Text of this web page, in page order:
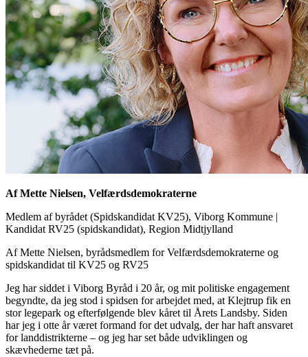
Af Mette Nielsen, Velfærdsdemokraterne
Medlem af byrådet (Spidskandidat KV25), Viborg Kommune |
Kandidat RV25 (spidskandidat), Region Midtjylland
Af Mette Nielsen, byrådsmedlem for Velfærdsdemokraterne og
spidskandidat til KV25 og RV25
Jeg har siddet i Viborg Byråd i 20 år, og mit politiske engagement
begyndte, da jeg stod i spidsen for arbejdet med, at Klejtrup fik en
stor legepark og efterfølgende blev kåret til Årets Landsby. Siden
har jeg i otte år været formand for det udvalg, der har haft ansvaret
for landdistrikterne – og jeg har set både udviklingen og
skævhederne tæt på.